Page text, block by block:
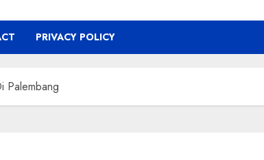
PRIVACY POLICY
Palembang